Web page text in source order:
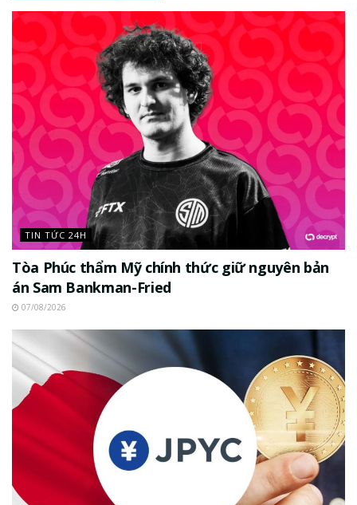
TIN TỨC 24H
Tòa Phúc thẩm Mỹ chính thức giữ nguyên bản
án Sam Bankman-Fried
07/08/2026